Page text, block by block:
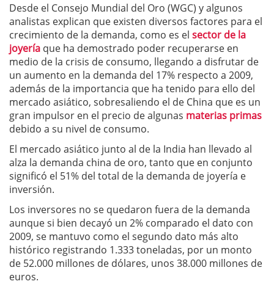
Desde el Consejo Mundial del Oro (WGC) y algunos
analistas explican que existen diversos factores para el
crecimiento de la demanda, como es el sector de la
joyería que ha demostrado poder recuperarse en
medio de la crisis de consumo, llegando a disfrutar de
un aumento en la demanda del 17% respecto a 2009,
además de la importancia que ha tenido para ello del
mercado asiático, sobresaliendo el de China que es un
gran impulsor en el precio de algunas materias primas
debido a su nivel de consumo.
El mercado asiático junto al de la India han llevado al
alza la demanda china de oro, tanto que en conjunto
significó el 51% del total de la demanda de joyería e
inversión.
Los inversores no se quedaron fuera de la demanda
aunque si bien decayó un 2% comparado el dato con
2009, se mantuvo como el segundo dato más alto
histórico registrando 1.333 toneladas, por un monto
de 52.000 millones de dólares, unos 38.000 millones de
euros.